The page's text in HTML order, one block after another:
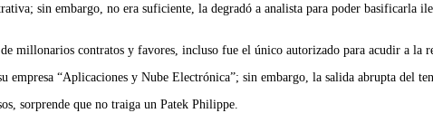
sin embargo, no era suficiente, la degradó a analista para poder basificarla
millonarios contratos y favores, incluso fue el único autorizado para acudir a la
“Aplicaciones y Nube Electrónica”; sin embargo, la salida abrupta del
sorprende que no traiga un Patek Philippe.